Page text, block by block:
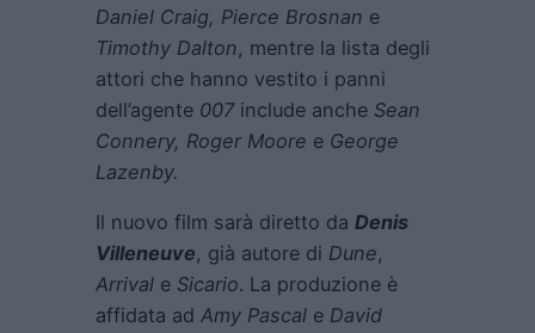
Daniel Craig, Pierce Brosnan e
Timothy Dalton, mentre la lista degli
attori che hanno vestito i panni
dell’agente 007include anche Sean
Connery, Roger Moore e George
Lazenby.
Il nuovo film sarà diretto da Denis
Villeneuve, già autore di Dune,
Arrival e Sicario. La produzione è
affidata ad Amy Pascal e David